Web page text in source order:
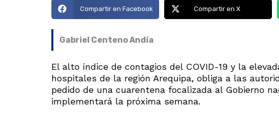
Compartir en Facebook Compartir en X
Gabriel Centeno Andía
El alto índice de contagios del COVID-19 y la
hospitales de la región Arequipa, obliga a las
pedido de una cuarentena focalizada al Gobierno
implementará la próxima semana.